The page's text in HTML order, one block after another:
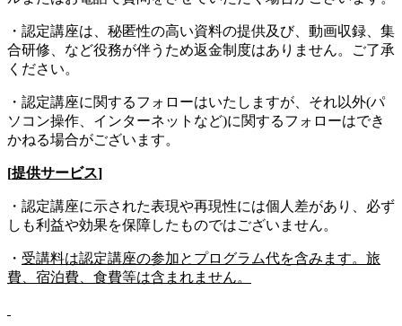
・認定講座は、秘匿性の高い資料の提供及び、動画収録、集
合研修、など役務が伴うため返金制度はありません。ご了承
ください。
・認定講座に関するフォローはいたしますが、それ以外(パ
ソコン操作、インターネットなど)に関するフォローはでき
かねる場合がございます。
[提供サービス]
・認定講座に示された表現や再現性には個人差があり、必ず
しも利益や効果を保障したものではございません。
・ 受講料は認定講座の参加とプログラム代を含みます。旅
費、宿泊費、食費等は含まれません。